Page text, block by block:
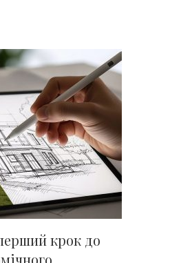
крок до